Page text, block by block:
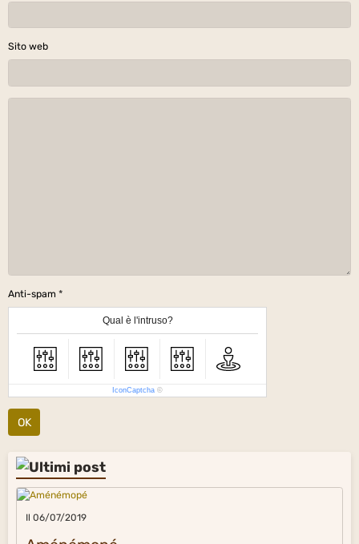
Sito web
Anti-spam
Qual è l'intruso?
IconCaptcha ©
OK
Il 06/07/2019